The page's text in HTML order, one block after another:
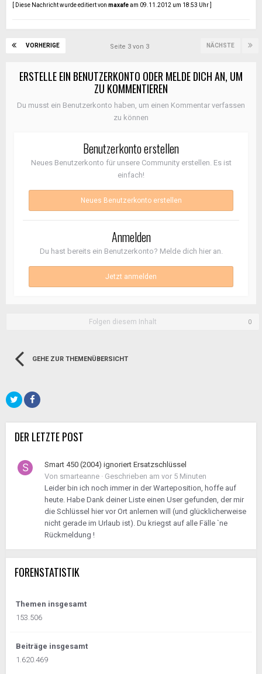
[ Diese Nachricht wurde editiert von maxafeam 09.11.2012 um 18:53 Uhr ]
VORHERIGE NÄCHSTE
Seite 3 von 3
ERSTELLE EIN BENUTZERKONTO ODER MELDE DICH AN, UM
ZU KOMMENTIEREN
Du musst ein Benutzerkonto haben, um einen Kommentar verfassen
zu können
Benutzerkonto erstellen
Neues Benutzerkonto für unsere Community erstellen. Es ist
einfach!
Neues Benutzerkonto erstellen
Anmelden
Du hast bereits ein Benutzerkonto? Melde dich hier an.
Jetzt anmelden
Folgen diesem Inhalt 0
GEHE ZUR THEMENÜBERSICHT
DER LETZTE POST
Smart 450 (2004) ignoriert Ersatzschlüssel
Von smarteanne · Geschrieben am vor 5 Minuten
Leider bin ich noch immer in der Warteposition, hoffe auf
heute. Habe Dank deiner Liste einen User gefunden, der mir
die Schlüssel hier vor Ort anlernen will (und glücklicherweise
nicht gerade im Urlaub ist). Du kriegst auf alle Fälle `ne
Rückmeldung !
FORENSTATISTIK
Themen insgesamt
153.506
Beiträge insgesamt
1.620.469